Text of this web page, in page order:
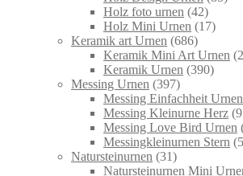
Holz foto urnen (42)
Holz Mini Urnen (17)
Keramik art Urnen (686)
Keramik Mini Art Urnen
Keramik Urnen (390)
Messing Urnen (397)
Messing Einfachheit Urnen
Messing Kleinurne Herz
Messing Love Bird Urnen
Messingkleinurnen Stern
Natursteinurnen (31)
Natursteinurnen Mini